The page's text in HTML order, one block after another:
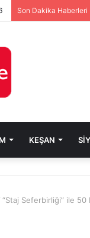
Son Dakika Haberleri
KEŞAN
“Staj Seferbirliği” ile 50